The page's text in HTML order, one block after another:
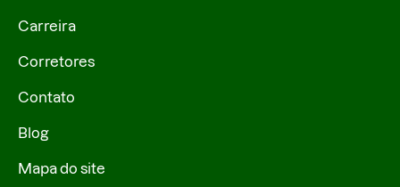
Carreira
Corretores
Contato
Blog
Mapa do site